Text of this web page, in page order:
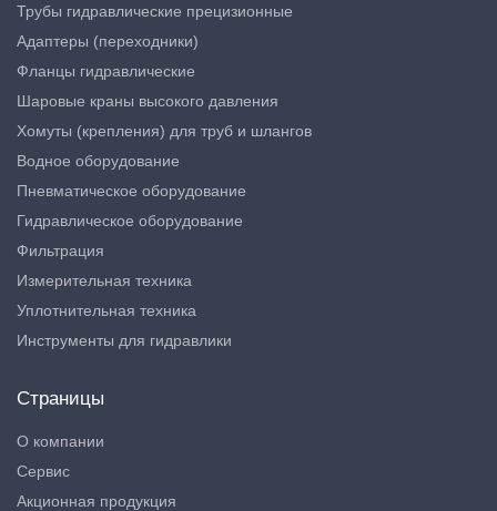
Трубы гидравлические прецизионные
Адаптеры (переходники)
Фланцы гидравлические
Шаровые краны высокого давления
Хомуты (крепления) для труб и шлангов
Водное оборудование
Пневматическое оборудование
Гидравлическое оборудование
Фильтрация
Измерительная техника
Уплотнительная техника
Инструменты для гидравлики
Страницы
О компании
Сервис
Акционная продукция